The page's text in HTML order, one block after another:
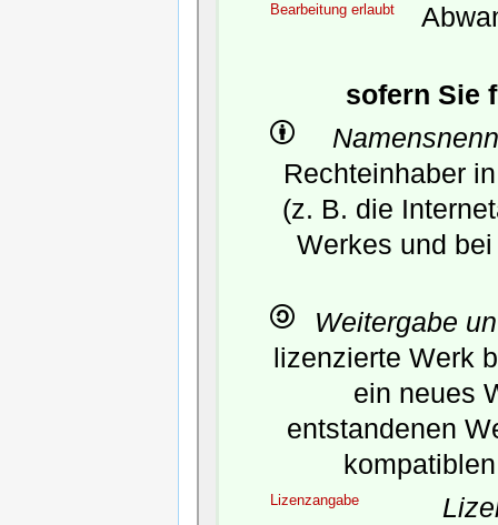
Bearbeitung erlaubt
sofern Sie
Rechteinhaber
(z. B. die
Werkes und
Weitergabe
lizenzierte Werk
ein neues
entstandenen
Lizenzangabe